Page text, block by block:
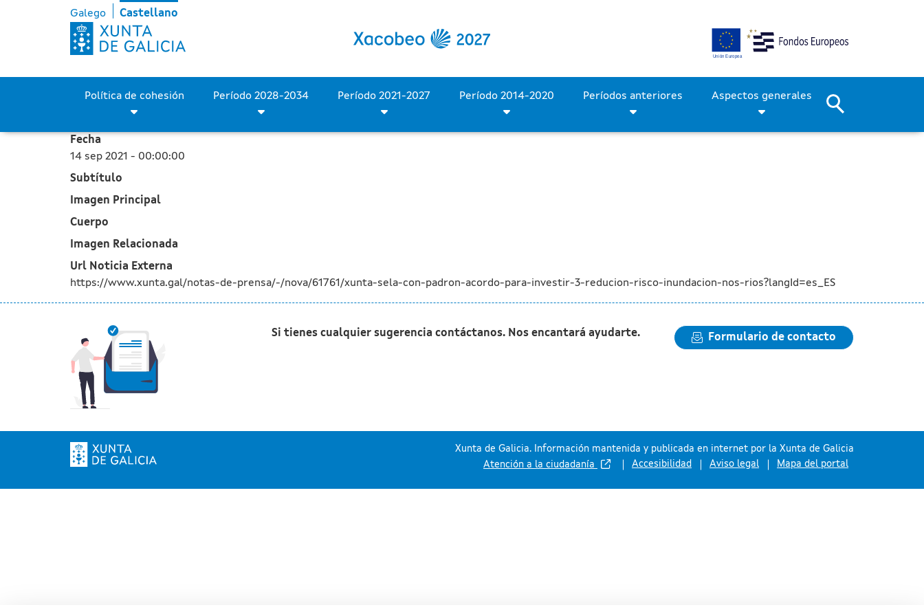
La Xunta sella con Padrón el acuerdo para invertir 3 M€ en la reducción del
Saltar al contenido principal
Galego Castellano
Fecha
14 sep 2021 - 00:00:00
Subtítulo
Imagen Principal
Cuerpo
Imagen Relacionada
Url Noticia Externa
https://www.xunta.gal/notas-de-prensa/-/nova/61761/xunta-sela-con-padron-acordo-para-investir-3-reducion-risco-inundacion-nos-rios?langId=es_ES
Si tienes cualquier sugerencia contáctanos. Nos encantará ayudarte. Formulario de contacto
Xunta de Galicia. Información mantenida y publicada en internet por la Xunta de Galicia
Atención a la ciudadanía
Accesibilidad Aviso legal Mapa del portal